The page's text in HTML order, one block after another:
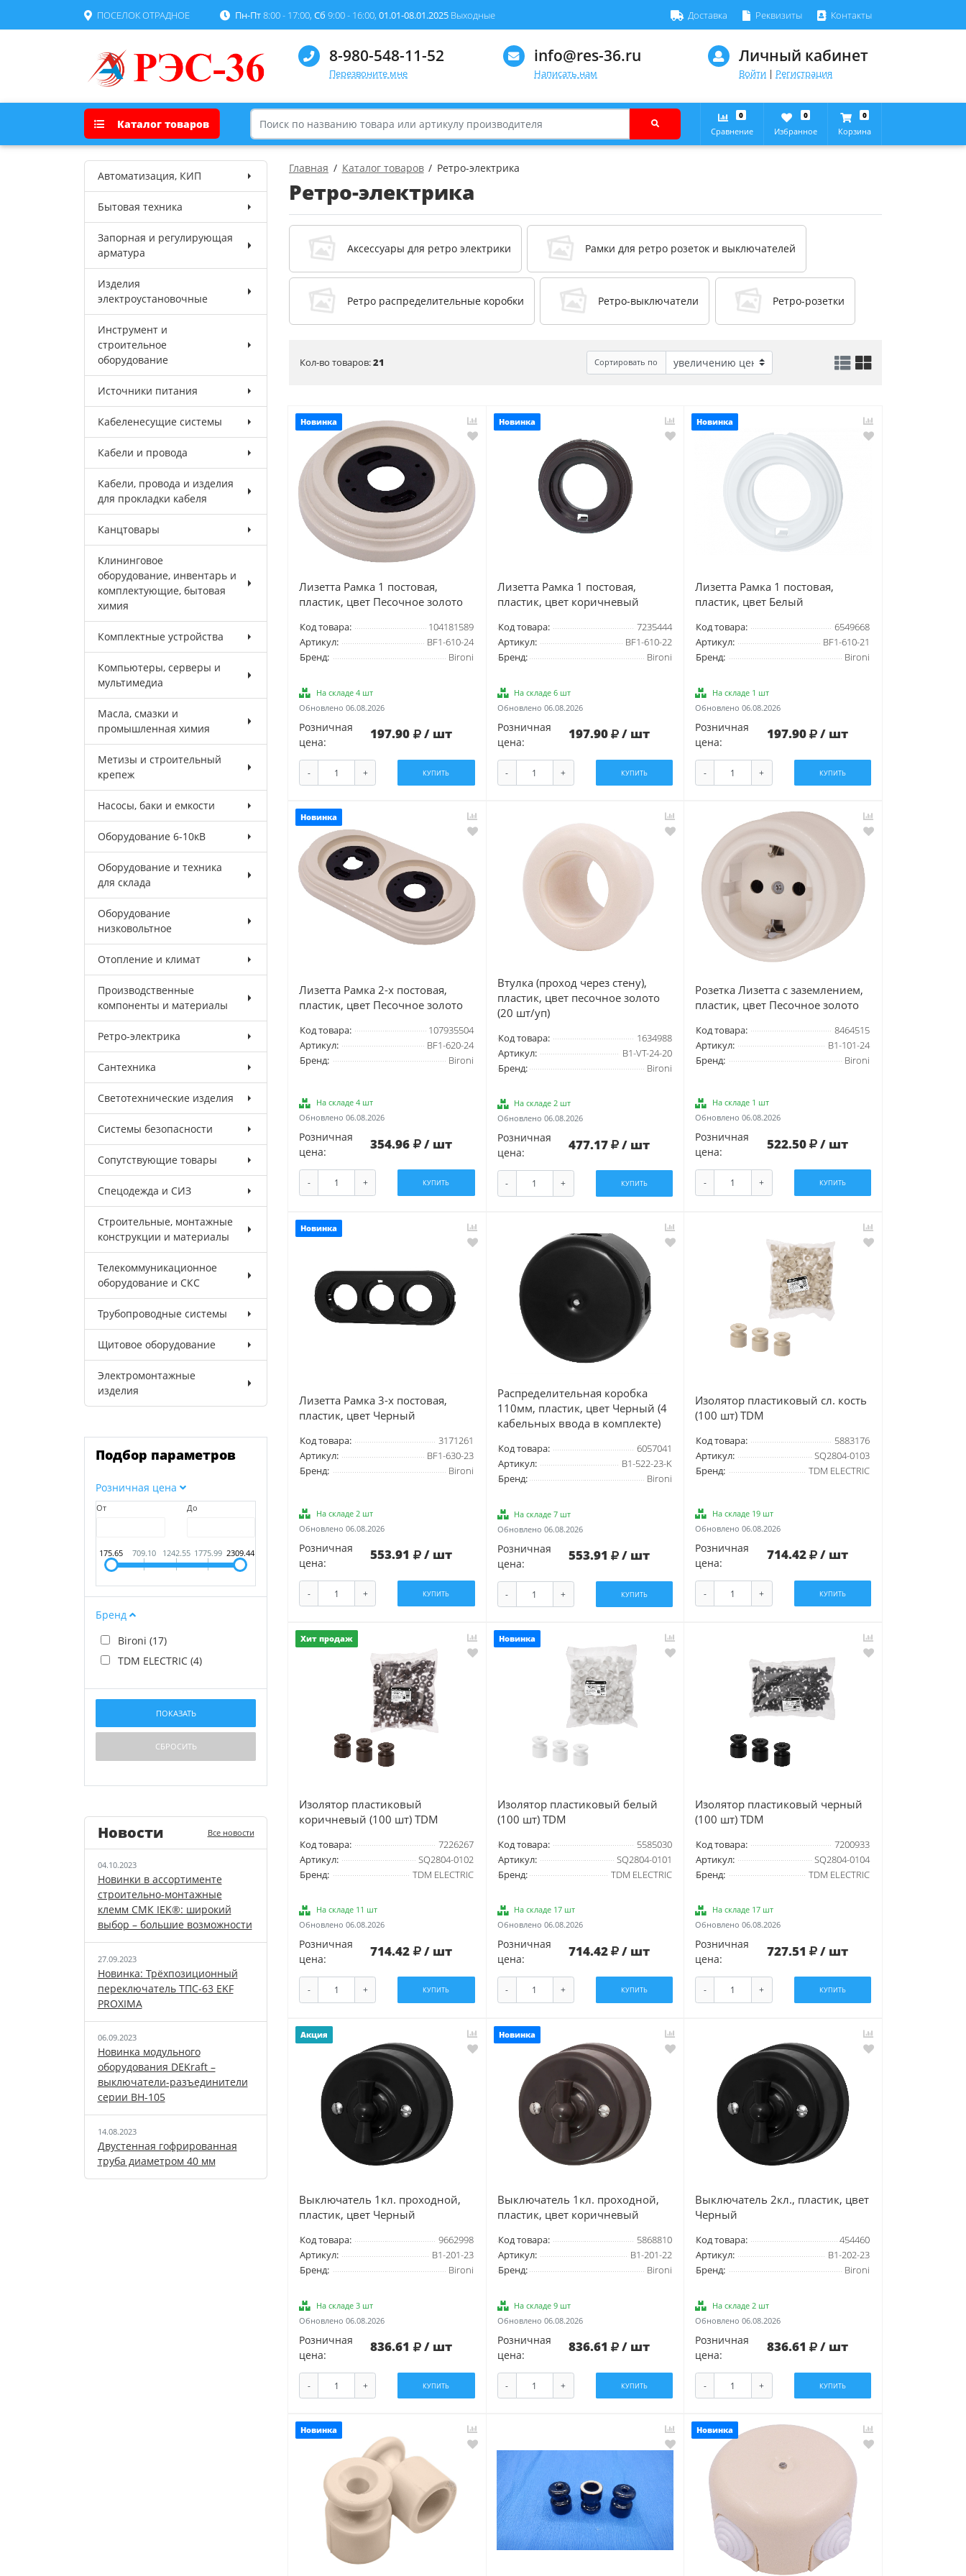
ПОСЕЛОК ОТРАДНОЕ Пн-Пт8:00 - 17:00, Сб 9:00 - 16:00, 01.01-08.01.2025 Выходные Доставка Реквизиты Контакты
8-980-548-11-52
Перезвоните мне
info@res-36.ru
Написать нам
Личный кабинет
Войти | Регистрация
Каталог товаров
0
Сравнение
0
Избранное
0
Корзина
Главная Каталог товаров Ретро-электрика
Ретро-электрика
Аксессуары для ретро электрики Рамки для ретро розеток и выключателей
Ретро распределительные коробки Ретро-выключатели Ретро-розетки
Кол-во товаров:21 Сортировать по
Новинка
Лизетта Рамка 1 постовая,
пластик, цвет Песочное золото
Код товара:
104181589
Артикул:
BF1-610-24
Бренд:
Bironi
На складе 4 шт
Обновлено 06.08.2026
Розничная
цена:
197.90 / шт
- + КУПИТЬ
Новинка
Лизетта Рамка 1 постовая,
пластик, цвет коричневый
Код товара:
7235444
Артикул:
BF1-610-22
Бренд:
Bironi
На складе 6 шт
Обновлено 06.08.2026
Розничная
цена:
197.90 / шт
- + КУПИТЬ
Новинка
Лизетта Рамка 1 постовая,
пластик, цвет Белый
Код товара:
6549668
Артикул:
BF1-610-21
Бренд:
Bironi
На складе 1 шт
Обновлено 06.08.2026
Розничная
цена:
197.90 / шт
- + КУПИТЬ
Новинка
Лизетта Рамка 2-х постовая,
пластик, цвет Песочное золото
Код товара:
107935504
Артикул:
BF1-620-24
Бренд:
Bironi
На складе 4 шт
Обновлено 06.08.2026
Розничная
цена:
354.96 / шт
- + КУПИТЬ
Втулка (проход через стену),
пластик, цвет песочное золото
(20 шт/уп)
Код товара:
1634988
Артикул:
B1-VT-24-20
Бренд:
Bironi
На складе 2 шт
Обновлено 06.08.2026
Розничная
цена:
477.17 / шт
- + КУПИТЬ
Розетка Лизетта с заземлением,
пластик, цвет Песочное золото
Код товара:
8464515
Артикул:
B1-101-24
Бренд:
Bironi
На складе 1 шт
Обновлено 06.08.2026
Розничная
цена:
522.50 / шт
- + КУПИТЬ
Новинка
Лизетта Рамка 3-х постовая,
пластик, цвет Черный
Код товара:
3171261
Артикул:
BF1-630-23
Бренд:
Bironi
На складе 2 шт
Обновлено 06.08.2026
Розничная
цена:
553.91 / шт
- + КУПИТЬ
Распределительная коробка
110мм, пластик, цвет Черный (4
кабельных ввода в комплекте)
Код товара:
6057041
Артикул:
B1-522-23-K
Бренд:
Bironi
На складе 7 шт
Обновлено 06.08.2026
Розничная
цена:
553.91 / шт
- + КУПИТЬ
Изолятор пластиковый сл. кость
(100 шт) TDM
Код товара:
5883176
Артикул:
SQ2804-0103
Бренд:
TDM ELECTRIC
На складе 19 шт
Обновлено 06.08.2026
Розничная
цена:
714.42 / шт
- + КУПИТЬ
Хит продаж
Изолятор пластиковый
коричневый (100 шт) TDM
Код товара:
7226267
Артикул:
SQ2804-0102
Бренд:
TDM ELECTRIC
На складе 11 шт
Обновлено 06.08.2026
Розничная
цена:
714.42 / шт
- + КУПИТЬ
Новинка
Изолятор пластиковый белый
(100 шт) TDM
Код товара:
5585030
Артикул:
SQ2804-0101
Бренд:
TDM ELECTRIC
На складе 17 шт
Обновлено 06.08.2026
Розничная
цена:
714.42 / шт
- + КУПИТЬ
Изолятор пластиковый черный
(100 шт) TDM
Код товара:
7200933
Артикул:
SQ2804-0104
Бренд:
TDM ELECTRIC
На складе 17 шт
Обновлено 06.08.2026
Розничная
цена:
727.51 / шт
- + КУПИТЬ
Акция
Выключатель 1кл. проходной,
пластик, цвет Черный
Код товара:
9662998
Артикул:
B1-201-23
Бренд:
Bironi
На складе 3 шт
Обновлено 06.08.2026
Розничная
цена:
836.61 / шт
- + КУПИТЬ
Новинка
Выключатель 1кл. проходной,
пластик, цвет коричневый
Код товара:
5868810
Артикул:
B1-201-22
Бренд:
Bironi
На складе 9 шт
Обновлено 06.08.2026
Розничная
цена:
836.61 / шт
- + КУПИТЬ
Выключатель 2кл., пластик, цвет
Черный
Код товара:
454460
Артикул:
B1-202-23
Бренд:
Bironi
На складе 2 шт
Обновлено 06.08.2026
Розничная
цена:
836.61 / шт
- + КУПИТЬ
Новинка Новинка
Автоматизация, КИП
Бытовая техника
Запорная и регулирующая
арматура
Изделия
электроустановочные
Инструмент и
строительное
оборудование
Источники питания
Кабеленесущие системы
Кабели и провода
Кабели, провода и изделия
для прокладки кабеля
Канцтовары
Клининговое
оборудование, инвентарь и
комплектующие, бытовая
химия
Комплектные устройства
Компьютеры, серверы и
мультимедиа
Масла, смазки и
промышленная химия
Метизы и строительный
крепеж
Насосы, баки и емкости
Оборудование 6-10кВ
Оборудование и техника
для склада
Оборудование
низковольтное
Отопление и климат
Производственные
компоненты и материалы
Ретро-электрика
Сантехника
Светотехнические изделия
Системы безопасности
Сопутствующие товары
Спецодежда и СИЗ
Строительные, монтажные
конструкции и материалы
Телекоммуникационное
оборудование и СКС
Трубопроводные системы
Щитовое оборудование
Электромонтажные
изделия
Подбор параметров
Розничная цена
От До
175.65 709.10 1242.55 1775.99 2309.44
Бренд
Bironi (17)
TDM ELECTRIC (4)
Новости Все новости
04.10.2023
Новинки в ассортименте
строительно-монтажные
клемм СМК IEK®: широкий
выбор – большие возможности
27.09.2023
Новинка: Трёхпозиционный
переключатель ТПС-63 EKF
PROXIMA
06.09.2023
Новинка модульного
оборудования DEKraft –
выключатели-разъединители
серии ВН-105
14.08.2023
Двустенная гофрированная
труба диаметром 40 мм